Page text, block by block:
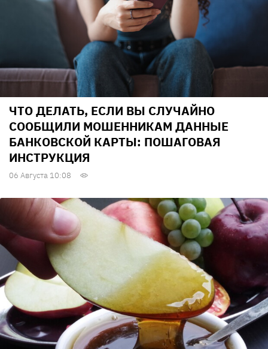
ЧТО ДЕЛАТЬ, ЕСЛИ ВЫ СЛУЧАЙНО
СООБЩИЛИ МОШЕННИКАМ ДАННЫЕ
БАНКОВСКОЙ КАРТЫ: ПОШАГОВАЯ
ИНСТРУКЦИЯ
06 Августа 10:08